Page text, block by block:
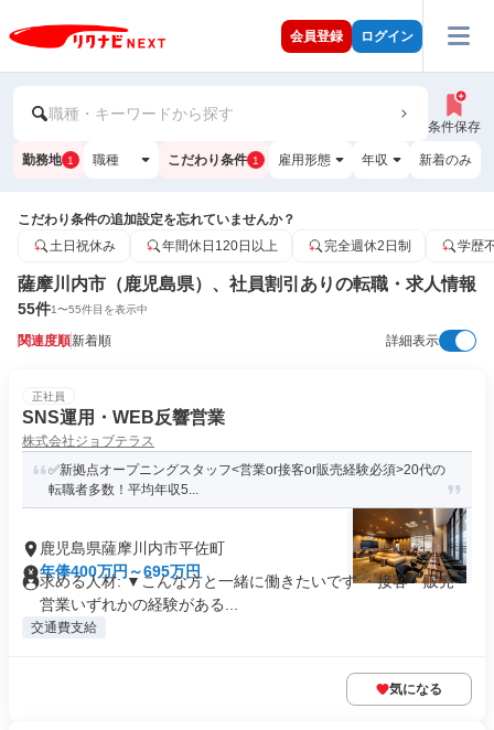
会員登録 ログイン
職種・キーワードから探す
条件保存
勤務地 1 職種 こだわり条件 1 雇用形態 年収 新着のみ
こだわり条件の追加設定を忘れていませんか？
土日祝休み
年間休日120日以上 完全週休2日制 学歴
薩摩川内市（鹿児島県）、社員割引ありの転職・求人情報
55件1〜55件目を表示中
関連度順新着順 詳細表示
正社員
SNS運用・WEB反響営業
株式会社ジョブテラス
✅新拠点オープニングスタッフ<営業or接客or販売経験必須>20代の
転職者多数！平均年収5...
鹿児島県薩摩川内市平佐町
年俸400万円～695万円
求める人材: ▼こんな方と一緒に働きたいです ・接客・販売・
営業いずれかの経験がある...
交通費支給
気になる